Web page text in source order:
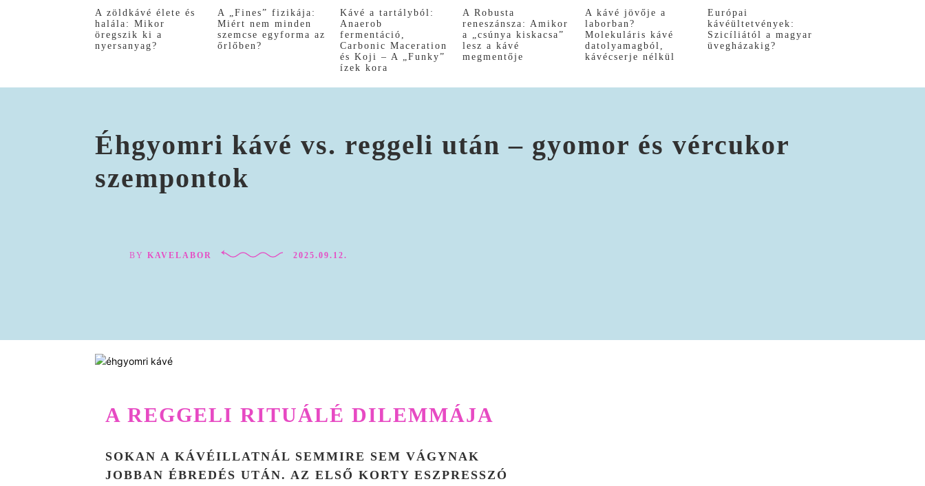
A zöldkávé élete és
halála: Mikor
öregszik ki a
nyersanyag?
A „Fines” fizikája:
Miért nem minden
szemcse egyforma az
őrlőben?
Kávé a tartályból:
Anaerob
fermentáció,
Carbonic Maceration
és Koji – A „Funky”
ízek kora
A Robusta
reneszánsza: Amikor
a „csúnya kiskacsa”
lesz a kávé
megmentője
A kávé jövője a
laborban?
Molekuláris kávé
datolyamagból,
kávécserje nélkül
Európai
kávéültetvények:
Szicíliától a magyar
üvegházakig?
Éhgyomri kávé vs. reggeli után – gyomor és vércukor
szempontok
BY KAVELABOR 2025.09.12.
A REGGELI RITUÁLÉ DILEMMÁJA
SOKAN A KÁVÉILLATNÁL SEMMIRE SEM VÁGYNAK
JOBBAN ÉBREDÉS UTÁN. AZ ELSŐ KORTY ESZPRESSZÓ